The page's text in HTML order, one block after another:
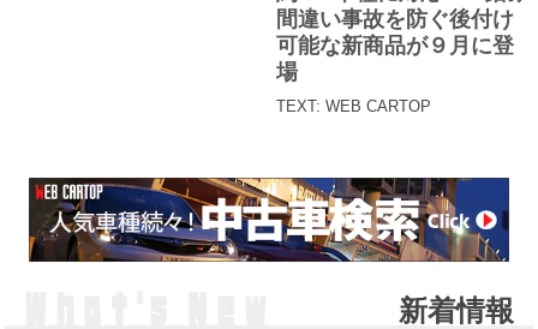
間違い事故を防ぐ後付け
可能な新商品が９月に登
場
TEXT: WEB CARTOP
新着情報